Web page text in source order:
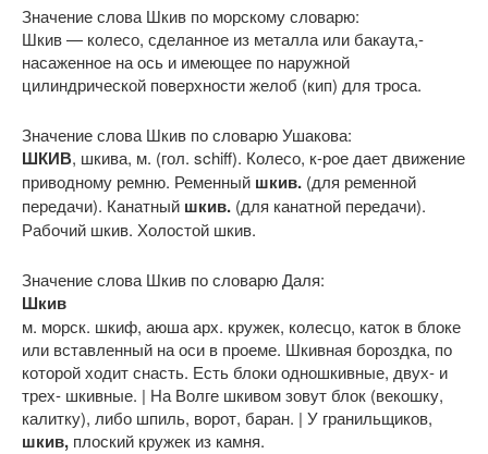
Значение слова Шкив по морскому словарю:
Шкив — колесо, сделанное из металла или бакаута,-
насаженное на ось и имеющее по наружной
цилиндрической поверхности желоб (кип) для троса.
Значение слова Шкив по словарю Ушакова:
ШКИВ, шкива, м. (гол. schiff). Колесо, к-рое дает движение
приводному ремню. Ременный шкив. (для ременной
передачи). Канатный шкив. (для канатной передачи).
Рабочий шкив. Холостой шкив.
Значение слова Шкив по словарю Даля:
Шкив
м. морск. шкиф, аюша арх. кружек, колесцо, каток в блоке
или вставленный на оси в проеме. Шкивная бороздка, по
которой ходит снасть. Есть блоки одношкивные, двух- и
трех- шкивные. | На Волге шкивом зовут блок (векошку,
калитку), либо шпиль, ворот, баран. | У гранильщиков,
шкив, плоский кружек из камня.